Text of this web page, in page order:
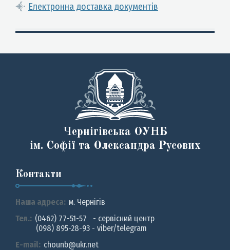
Електронна доставка документів
Чернігівська ОУНБ
ім. Софії та Олександра Русових
Контакти
Наша адреса: м. Чернiгiв
Тел.: (0462) 77-51-57 - сервісний центр
(098) 895-28-93 - viber/telegram
E-mail: chounb@ukr.net